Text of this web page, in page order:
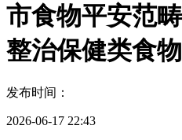
市食物平安范
整治保健类食
发布时间：
2026-06-17 22:43